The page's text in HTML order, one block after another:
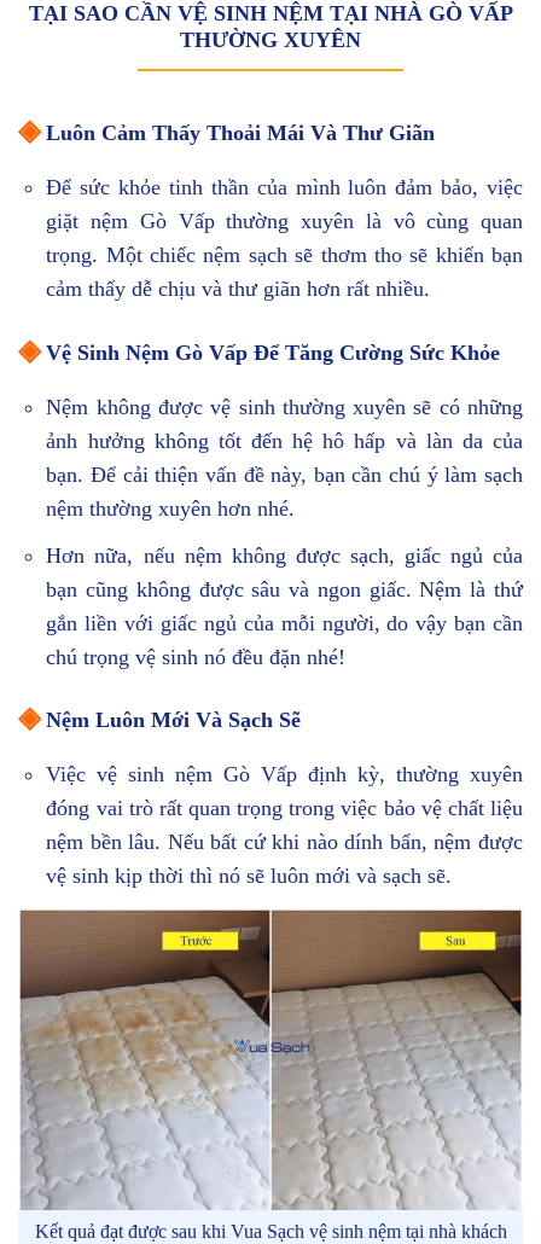
TẠI SAO CẦN VỆ SINH NỆM TẠI NHÀ GÒ VẤP
THƯỜNG XUYÊN
◈Luôn Cảm Thấy Thoải Mái Và Thư Giãn
Để sức khỏe tinh thần của mình luôn đảm bảo, việc
giặt nệm Gò Vấp thường xuyên là vô cùng quan
trọng. Một chiếc nệm sạch sẽ thơm tho sẽ khiến bạn
cảm thấy dễ chịu và thư giãn hơn rất nhiều.
◈Vệ Sinh Nệm Gò Vấp Để Tăng Cường Sức Khỏe
Nệm không được vệ sinh thường xuyên sẽ có những
ảnh hưởng không tốt đến hệ hô hấp và làn da của
bạn. Để cải thiện vấn đề này, bạn cần chú ý làm sạch
nệm thường xuyên hơn nhé.
Hơn nữa, nếu nệm không được sạch, giấc ngủ của
bạn cũng không được sâu và ngon giấc. Nệm là thứ
gắn liền với giấc ngủ của mỗi người, do vậy bạn cần
chú trọng vệ sinh nó đều đặn nhé!
◈Nệm Luôn Mới Và Sạch Sẽ
Việc vệ sinh nệm Gò Vấp định kỳ, thường xuyên
đóng vai trò rất quan trọng trong việc bảo vệ chất liệu
nệm bền lâu. Nếu bất cứ khi nào dính bẩn, nệm được
vệ sinh kịp thời thì nó sẽ luôn mới và sạch sẽ.
Kết quả đạt được sau khi Vua Sạch vệ sinh nệm tại nhà khách